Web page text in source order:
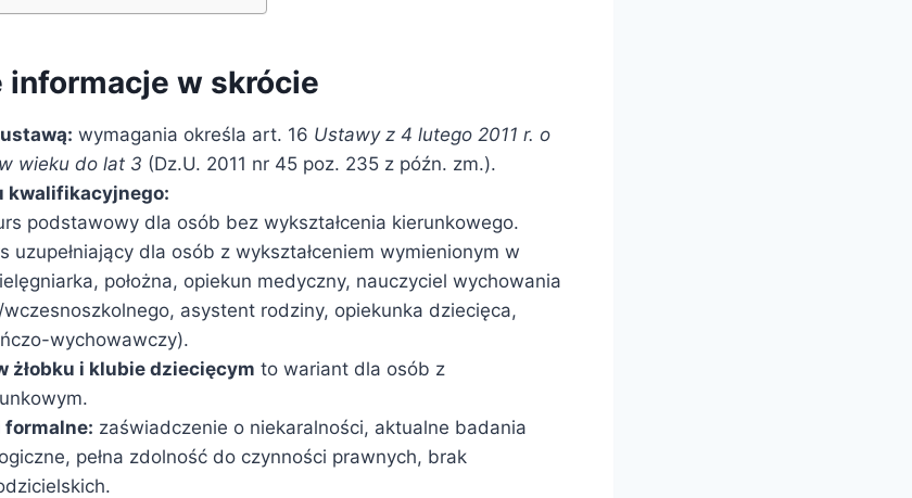
informacje w skrócie
wymagania określa art. 16 Ustawy z 4 lutego 2011 r. o
wieku do lat 3 (Dz.U. 2011 nr 45 poz. 235 z późn. zm.).
kwalifikacyjnego:
podstawowy dla osób bez wykształcenia kierunkowego.
uzupełniający dla osób z wykształceniem wymienionym w
położna, opiekun medyczny, nauczyciel wychowania
asystent rodziny, opiekunka dziecięca,
wychowawczy).
żłobku i klubie dziecięcym to wariant dla osób z
formalne: zaświadczenie o niekaralności, aktualne badania
pełna zdolność do czynności prawnych, brak